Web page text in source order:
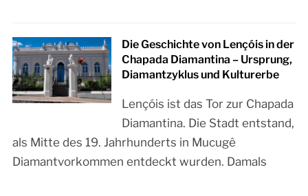
Die Geschichte von Lençóis in der
Chapada Diamantina – Ursprung,
Diamantzyklus und Kulturerbe
Lençóis ist das Tor zur Chapada
Diamantina. Die Stadt entstand,
als Mitte des 19. Jahrhunderts in Mucugê
Diamantvorkommen entdeckt wurden. Damals